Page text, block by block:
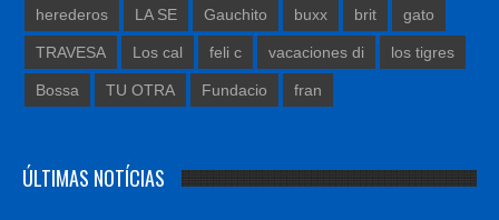
herederos LA SE Gauchito buxx brit gato
TRAVESA Los cal feli c vacaciones di los tigres
Bossa TU OTRA Fundacio fran
ÚLTIMAS NOTÍCIAS